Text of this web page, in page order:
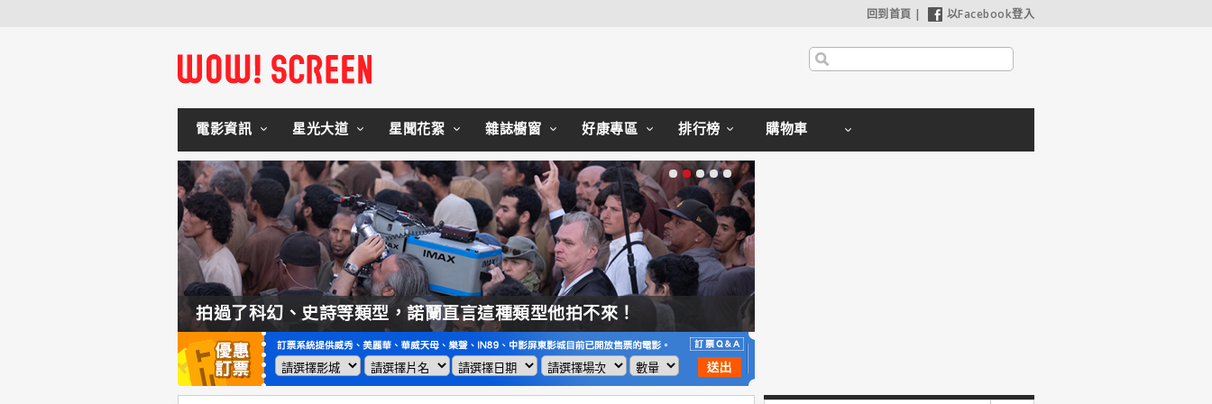
回到首頁 | 以Facebook登入
電影資訊 星光大道 星聞花絮 雜誌櫥窗 好康專區 排行榜 購物車
拍過了科幻、史詩等類型，諾蘭直言這種類型他拍不來！